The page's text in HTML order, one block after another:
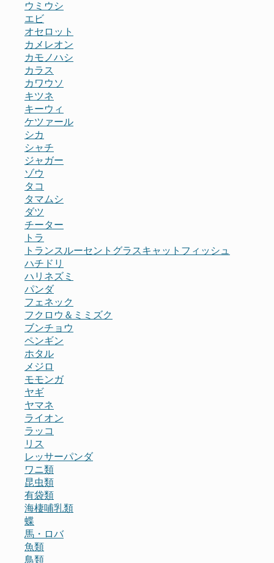
ウミウシ
エビ
オセロット
カメレオン
カモノハシ
カラス
カワウソ
キツネ
キーウィ
ケツァール
シカ
シャチ
ジャガー
ゾウ
タコ
タマムシ
ダツ
チーター
トラ
トランスルーセントグラスキャットフィッシュ
ハチドリ
ハリネズミ
パンダ
フェネック
フクロウ＆ミミズク
ブンチョウ
ペンギン
ホタル
メジロ
モモンガ
ヤギ
ヤマネ
ライオン
ラッコ
リス
レッサーパンダ
ワニ類
昆虫類
有袋類
海棲哺乳類
蝶
馬・ロバ
魚類
鳥類